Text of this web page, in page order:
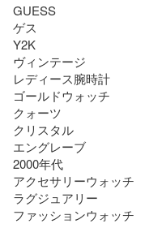
GUESS
ゲス
Y2K
ヴィンテージ
レディース腕時計
ゴールドウォッチ
クォーツ
クリスタル
エングレーブ
2000年代
アクセサリーウォッチ
ラグジュアリー
ファッションウォッチ